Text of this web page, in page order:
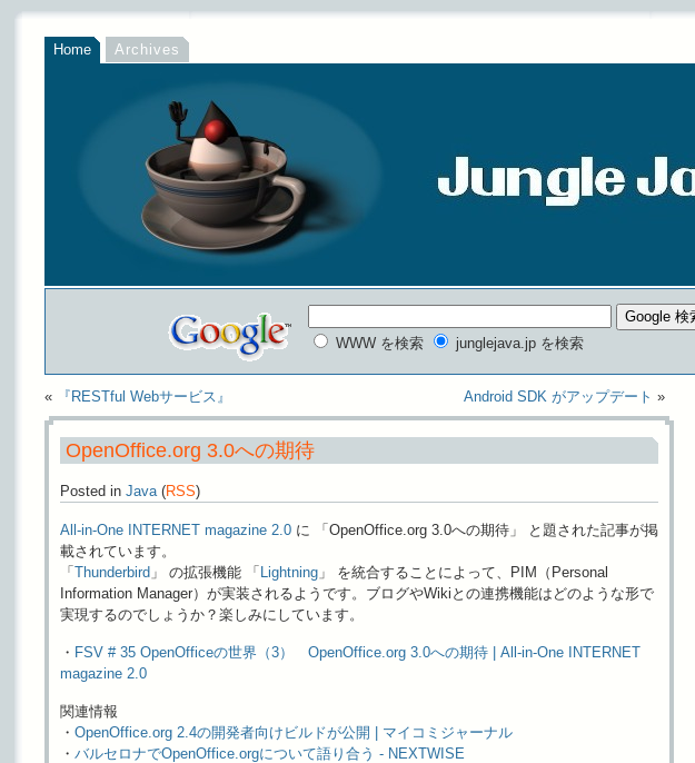
Home Archives
WWW を検索 junglejava.jp を検索
« 『RESTful Webサービス』 Android SDK がアップデート »
OpenOffice.org 3.0への期待
Posted in Java(RSS)
All-in-One INTERNET magazine 2.0 に 「OpenOffice.org 3.0への期待」 と題された記事が掲
載されています。
「 Thunderbird 」 の拡張機能 「 Lightning 」 を統合することによって、PIM（Personal
Information Manager）が実装されるようです。ブログやWikiとの連携機能はどのような形で
実現するのでしょうか？楽しみにしています。
・ FSV # 35 OpenOfficeの世界（3） OpenOffice.org 3.0への期待 | All-in-One INTERNET
magazine 2.0
関連情報
・ OpenOffice.org 2.4の開発者向けビルドが公開 | マイコミジャーナル
・ バルセロナでOpenOffice.orgについて語り合う - NEXTWISE